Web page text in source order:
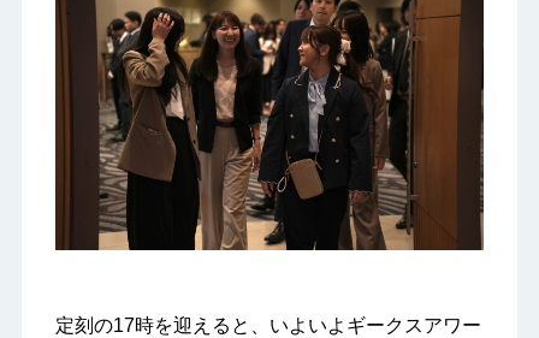
定刻の17時を迎えると、いよいよギークスアワー